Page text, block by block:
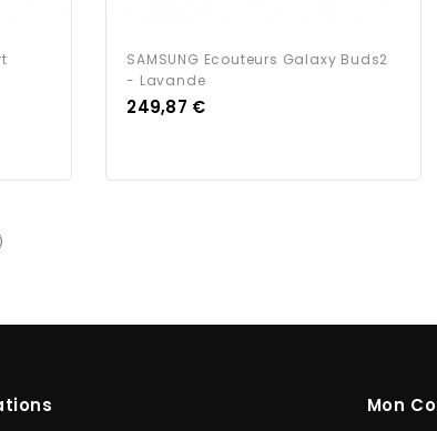
SAMSUNG Ecouteurs Galaxy Buds2
- Lavande
Prix
249,87 €
Mon